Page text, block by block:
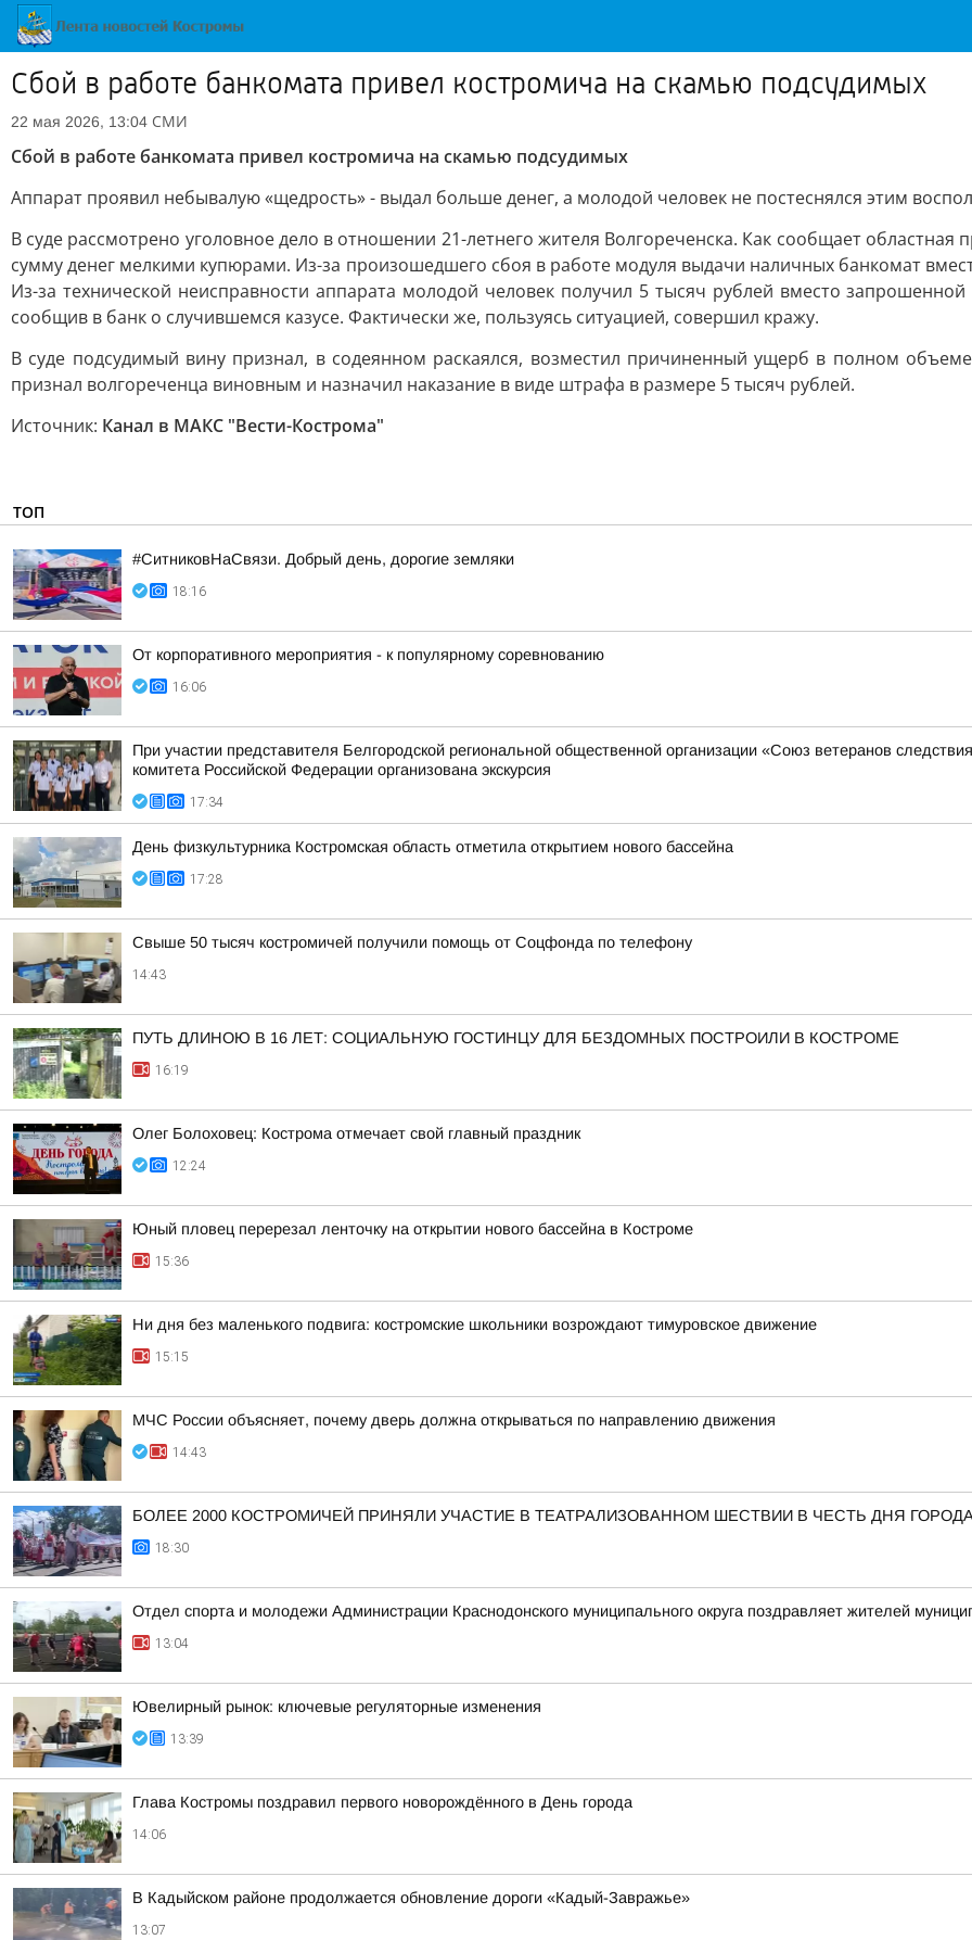
Сбой в работе банкомата привел костромича на скамью подсудимых
22 мая 2026, 13:04 СМИ
Сбой в работе банкомата привел костромича на скамью подсудимых
Аппарат проявил небывалую «щедрость» - выдал больше денег, а молодой человек не постеснялся этим
В суде рассмотрено уголовное дело в отношении 21-летнего жителя Волгореченска. Как сообщает
сумму денег мелкими купюрами. Из-за произошедшего сбоя в работе модуля выдачи наличных банкомат
Из-за технической неисправности аппарата молодой человек получил 5 тысяч рублей вместо
сообщив в банк о случившемся казусе. Фактически же, пользуясь ситуацией, совершил кражу.
В суде подсудимый вину признал, в содеянном раскаялся, возместил причиненный ущерб в полном
признал волгореченца виновным и назначил наказание в виде штрафа в размере 5 тысяч рублей.
Источник: Канал в МАКС "Вести-Кострома"
ТОП
#СитниковНаСвязи. Добрый день, дорогие земляки
18:16
От корпоративного мероприятия - к популярному соревнованию
16:06
При участии представителя Белгородской региональной общественной организации «Союз ветеранов
комитета Российской Федерации организована экскурсия
17:34
День физкультурника Костромская область отметила открытием нового бассейна
17:28
Свыше 50 тысяч костромичей получили помощь от Соцфонда по телефону
14:43
ПУТЬ ДЛИНОЮ В 16 ЛЕТ: СОЦИАЛЬНУЮ ГОСТИНЦУ ДЛЯ БЕЗДОМНЫХ ПОСТРОИЛИ В КОСТРОМЕ
16:19
Олег Болоховец: Кострома отмечает свой главный праздник
12:24
Юный пловец перерезал ленточку на открытии нового бассейна в Костроме
15:36
Ни дня без маленького подвига: костромские школьники возрождают тимуровское движение
15:15
МЧС России объясняет, почему дверь должна открываться по направлению движения
14:43
БОЛЕЕ 2000 КОСТРОМИЧЕЙ ПРИНЯЛИ УЧАСТИЕ В ТЕАТРАЛИЗОВАННОМ ШЕСТВИИ В ЧЕСТЬ ДНЯ
18:30
Отдел спорта и молодежи Администрации Краснодонского муниципального округа поздравляет жителей
13:04
Ювелирный рынок: ключевые регуляторные изменения
13:39
Глава Костромы поздравил первого новорождённого в День города
14:06
В Кадыйском районе продолжается обновление дороги «Кадый-Завражье»
13:07